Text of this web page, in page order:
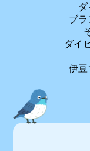
ブラ
ダイ
伊豆